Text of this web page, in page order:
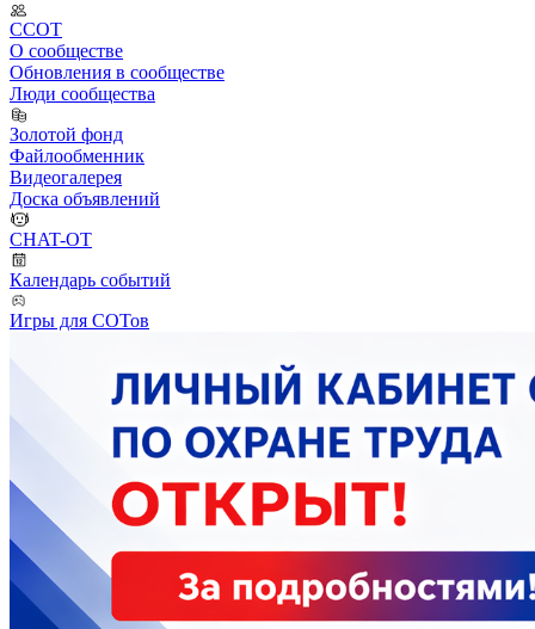
ССОТ
О сообществе
Обновления в сообществе
Люди сообщества
Золотой фонд
Файлообменник
Видеогалерея
Доска объявлений
CHAT-OT
Календарь событий
Игры для СОТов